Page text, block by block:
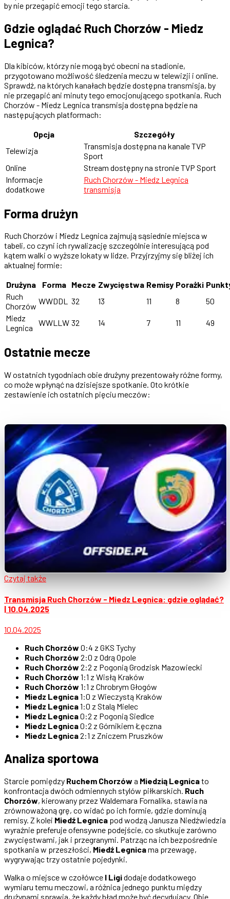
by nie przegapić emocji tego starcia.
Gdzie oglądać Ruch Chorzów - Miedz
Legnica?
Dla kibiców, którzy nie mogą być obecni na stadionie,
przygotowano możliwość śledzenia meczu w telewizji i online.
Sprawdź, na których kanałach będzie dostępna transmisja, by
nie przegapić ani minuty tego emocjonującego spotkania. Ruch
Chorzów - Miedz Legnica transmisja dostępna będzie na
następujących platformach:
Opcja
Szczegóły
Telewizja
Transmisja dostępna na kanale TVP
Sport
Online
Stream dostępny na stronie TVP Sport
Informacje
dodatkowe
Ruch Chorzów - Miedz Legnica
transmisja
Forma drużyn
Ruch Chorzów i Miedz Legnica zajmują sąsiednie miejsca w
tabeli, co czyni ich rywalizację szczególnie interesującą pod
kątem walki o wyższe lokaty w lidze. Przyjrzyjmy się bliżej ich
aktualnej formie:
Drużyna
Forma Mecze Zwycięstwa Remisy Porażki
Ruch
Chorzów
WWDDL 32 13 11 8
50
Miedz
Legnica
WWLLW 32 14 7 11 49
Ostatnie mecze
W ostatnich tygodniach obie drużyny prezentowały różne formy,
co może wpłynąć na dzisiejsze spotkanie. Oto krótkie
zestawienie ich ostatnich pięciu meczów:
Czytaj także
Transmisja Ruch Chorzów - Miedz Legnica: gdzie oglądać?
| 10.04.2025
10.04.2025
Ruch Chorzów 0:4 z GKS Tychy
Ruch Chorzów 2:0 z Odrą Opole
Ruch Chorzów 2:2 z Pogonią Grodzisk Mazowiecki
Ruch Chorzów 1:1 z Wisłą Kraków
Ruch Chorzów 1:1 z Chrobrym Głogów
Miedz Legnica1:0 z Wieczystą Kraków
Miedz Legnica1:0 z Stalą Mielec
Miedz Legnica0:2 z Pogonią Siedlce
Miedz Legnica0:2 z Górnikiem Łęczna
Miedz Legnica2:1 z Zniczem Pruszków
Analiza sportowa
Starcie pomiędzy Ruchem Chorzów a Miedzią Legnicato
konfrontacja dwóch odmiennych stylów piłkarskich. Ruch
Chorzów, kierowany przez Waldemara Fornalika, stawia na
zrównoważoną grę, co widać po ich formie, gdzie dominują
remisy. Z kolei Miedź Legnica pod wodzą Janusza Niedźwiedzia
wyraźnie preferuje ofensywne podejście, co skutkuje zarówno
zwycięstwami, jak i przegranymi. Patrząc na ich bezpośrednie
spotkania w przeszłości, Miedź Legnicama przewagę,
wygrywając trzy ostatnie pojedynki.
Walka o miejsce w czołówce I Ligidodaje dodatkowego
wymiaru temu meczowi, a różnica jednego punktu między
drużynami sprawia, że każdy błąd może być decydujący. Obie